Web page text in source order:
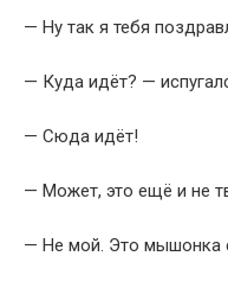
— Ну так я тебя
— Куда идёт? —
— Сюда идёт!
— Может, это ещё и не
— Не мой. Это мышонка